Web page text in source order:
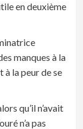
en deuxième
manques à la
la peur de se
qu’il n’avait
n’a pas